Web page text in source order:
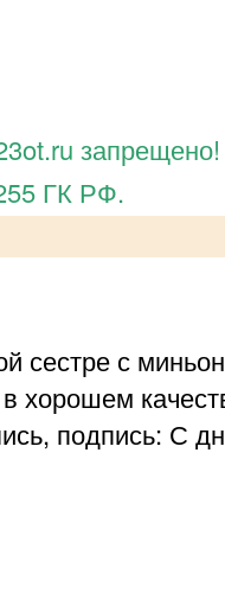
запрещено!
ГК РФ.
сестре с
хорошем
подпись: С